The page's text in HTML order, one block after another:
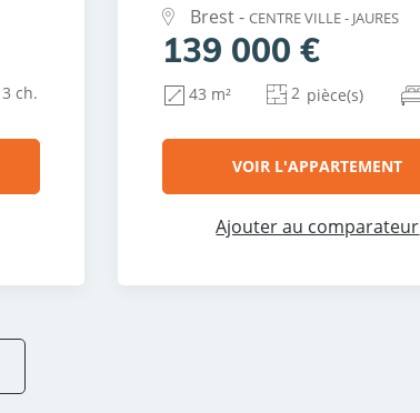
ch.
Brest - CENTRE VILLE - JAURES
139 000 €
43 m² 2 pièce(s)
VOIR L'APPARTEMENT
Ajouter au comparateur